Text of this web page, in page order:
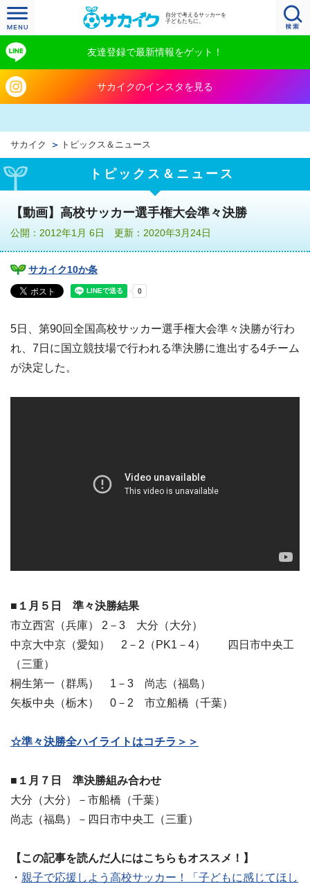
自分で考えるサッカーを
子どもたちに。
友達登録で最新情報をゲット！
サカイクのインスタを見る
サカイク トピックス＆ニュース
トピックス＆ニュース
【動画】高校サッカー選手権大会準々決勝
公開：2012年1月 6日 更新：2020年3月24日
サカイク10か条
5日、第90回全国高校サッカー選手権大会準々決勝が行わ
れ、7日に国立競技場で行われる準決勝に進出する4チーム
が決定した。
■１月５日 準々決勝結果
市立西宮（兵庫） 2－3 大分（大分）
中京大中京（愛知） 2－2（PK1－4） 四日市中央工
（三重）
桐生第一（群馬） 1－3 尚志（福島）
矢板中央（栃木） 0－2 市立船橋（千葉）
☆準々決勝全ハイライトはコチラ＞＞
■１月７日 準決勝組み合わせ
大分（大分）－市船橋（千葉）
尚志（福島）－四日市中央工（三重）
【この記事を読んだ人にはこちらもオススメ！】
・ 親子で応援しよう高校サッカー！「子どもに感じてほし